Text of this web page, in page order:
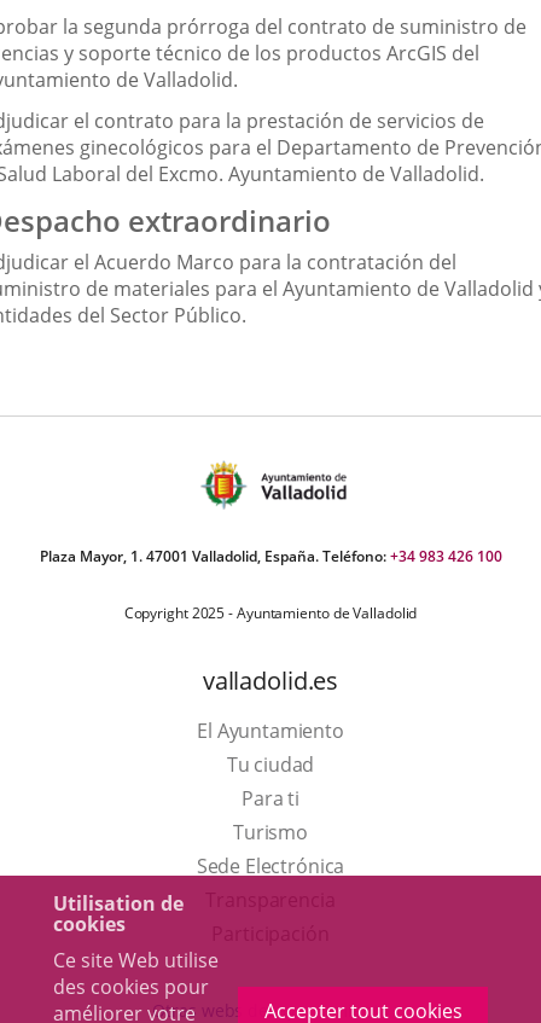
Utilisation de
cookies
Ce site Web utilise
des cookies pour
améliorer votre
Accepter tout cookies
la segunda prórroga del contrato de suministro de
y soporte técnico de los productos ArcGIS del
de Valladolid.
el contrato para la prestación de servicios de
ginecológicos para el Departamento de
Laboral del Excmo. Ayuntamiento de Valladolid.
extraordinario
el Acuerdo Marco para la contratación del
de materiales para el Ayuntamiento de Valladolid
del Sector Público.
Plaza Mayor, 1. 47001 Valladolid, España. Teléfono:+34 983 426 100
Copyright 2025 - Ayuntamiento de Valladolid
valladolid.es
El Ayuntamiento
Tu ciudad
Para ti
TurismoEste
enlace
una
Sede Electrónica
externa.
Otras webs del ayuntamiento